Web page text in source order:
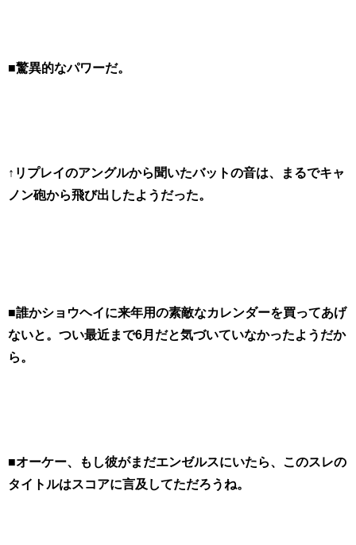
■驚異的なパワーだ。
↑リプレイのアングルから聞いたバットの音は、まるでキャ
ノン砲から飛び出したようだった。
■誰かショウヘイに来年用の素敵なカレンダーを買ってあげ
ないと。つい最近まで6月だと気づいていなかったようだか
ら。
■オーケー、もし彼がまだエンゼルスにいたら、このスレの
タイトルはスコアに言及してただろうね。